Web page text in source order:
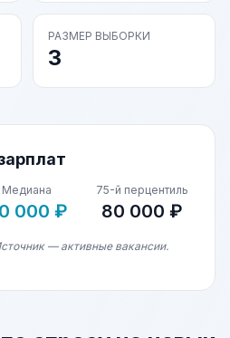
РАЗМЕР ВЫБОРКИ
3
Медиана
000 ₽
75-й перцентиль
80 000 ₽
— активные вакансии.